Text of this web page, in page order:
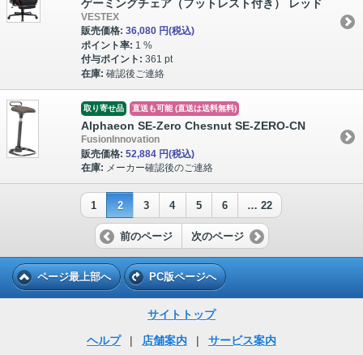
ゲーミングチェア（フットレスト付き） レッド
VESTEX
販売価格: 36,080 円(税込)
ポイント率: 1 %
付与ポイント: 361 pt
在庫: 確認後ご連絡
取り寄せ品 直送も可能 (直送は送料無料)
Alphaeon SE-Zero Chesnut SE-ZERO-CN
FusionInnovation
販売価格: 52,884 円(税込)
在庫: メーカー確認後のご連絡
1 2 3 4 5 6 … 22
前のページ 次のページ
ページ最上部へ PC版ページへ
サイトトップ
ヘルプ
| 店舗案内 | サービス案内